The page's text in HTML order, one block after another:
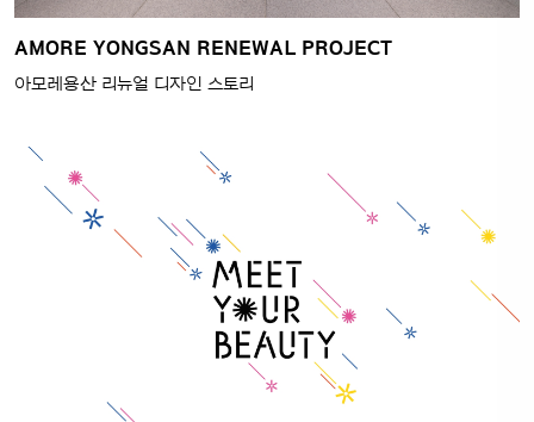
AMORE YONGSAN RENEWAL PROJECT
아모레용산 리뉴얼 디자인 스토리